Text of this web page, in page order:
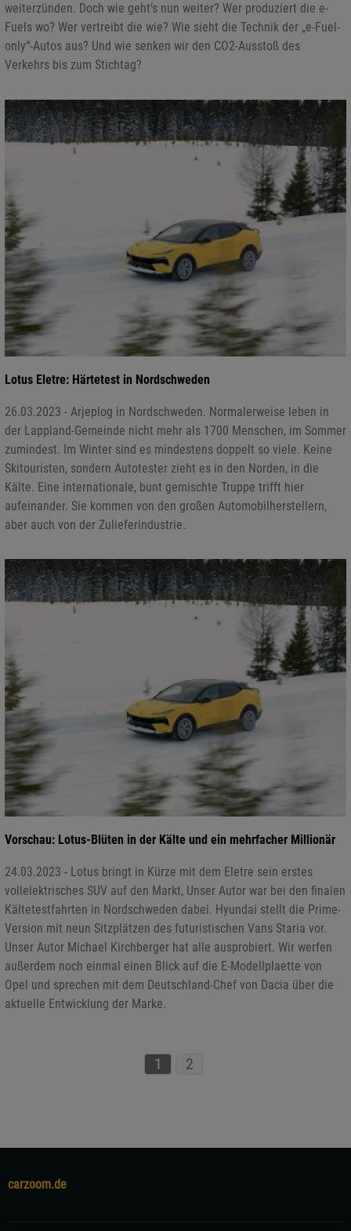
weiterzünden. Doch wie geht’s nun weiter? Wer produziert die e-
Fuels wo? Wer vertreibt die wie? Wie sieht die Technik der „e-Fuel-
only“-Autos aus? Und wie senken wir den CO2-Ausstoß des
Verkehrs bis zum Stichtag?
Lotus Eletre: Härtetest in Nordschweden
26.03.2023 - Arjeplog in Nordschweden. Normalerweise leben in
der Lappland-Gemeinde nicht mehr als 1700 Menschen, im Sommer
zumindest. Im Winter sind es mindestens doppelt so viele. Keine
Skitouristen, sondern Autotester zieht es in den Norden, in die
Kälte. Eine internationale, bunt gemischte Truppe trifft hier
aufeinander. Sie kommen von den großen Automobilherstellern,
aber auch von der Zulieferindustrie.
Vorschau: Lotus-Blüten in der Kälte und ein mehrfacher Millionär
24.03.2023 - Lotus bringt in Kürze mit dem Eletre sein erstes
vollelektrisches SUV auf den Markt, Unser Autor war bei den finalen
Kältetestfahrten in Nordschweden dabei. Hyundai stellt die Prime-
Version mit neun Sitzplätzen des futuristischen Vans Staria vor.
Unser Autor Michael Kirchberger hat alle ausprobiert. Wir werfen
außerdem noch einmal einen Blick auf die E-Modellplaette von
Opel und sprechen mit dem Deutschland-Chef von Dacia über die
aktuelle Entwicklung der Marke.
1 2
carzoom.de